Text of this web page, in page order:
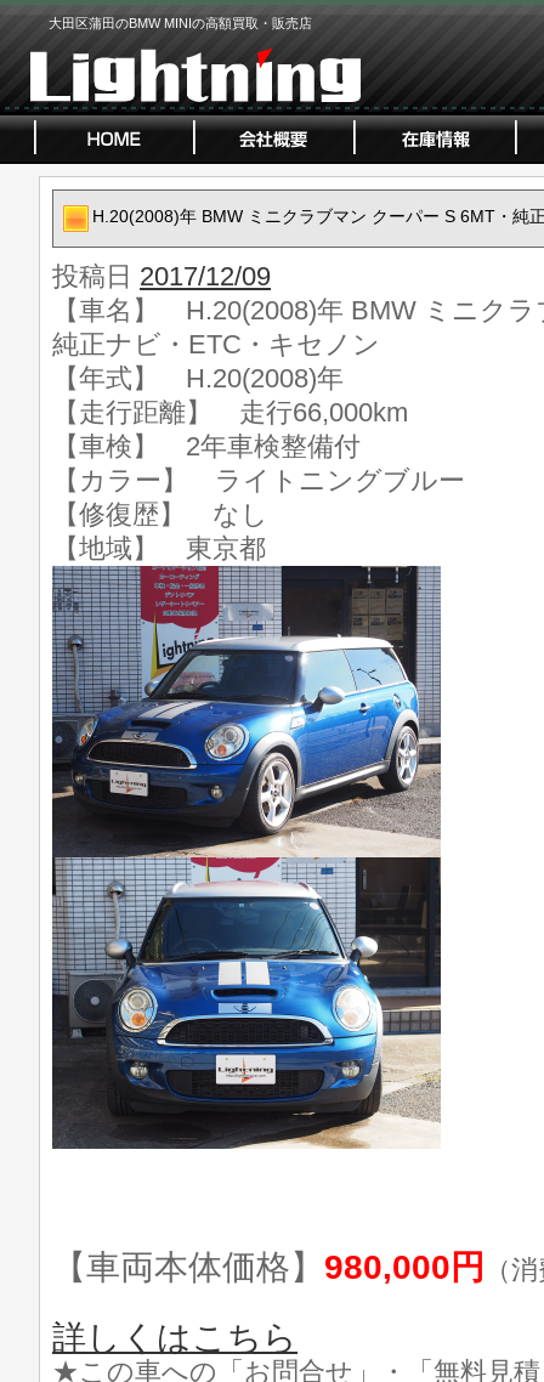
大田区蒲田のBMW MINIの高額買取・販売店
H.20(2008)年 BMW ミニクラブマン クーパー S 6MT・純
投稿日 2017/12/09
【車名】 H.20(2008)年 BMW ミニク
純正ナビ・ETC・キセノン
【年式】 H.20(2008)年
【走行距離】 走行66,000km
【車検】 2年車検整備付
【カラー】 ライトニングブルー
【修復歴】 なし
【地域】 東京都
【車両本体価格】 980,000円 （
詳しくはこちら
★この車への「お問合せ」・「無料見